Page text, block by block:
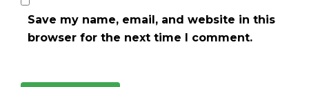
Save my name, email, and website in this
browser for the next time I comment.